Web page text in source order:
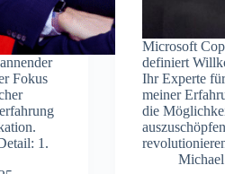
Fokus
1.
Microsoft
definiert
Ihr Experte
meiner
die